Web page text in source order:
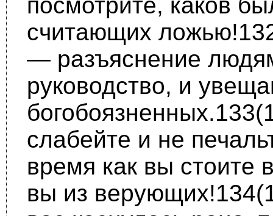
счи­тающих
— разъяснение
руководство, и
слабейте и не
время как вы стоите
вы из